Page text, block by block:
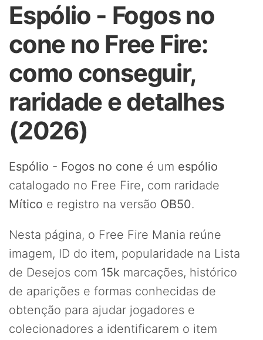
Espólio - Fogos no
cone no Free Fire:
como conseguir,
raridade e detalhes
(2026)
Espólio - Fogos no cone é um espólio
catalogado no Free Fire, com raridade
Mítico e registro na versão OB50.
Nesta página, o Free Fire Mania reúne
imagem, ID do item, popularidade na Lista
de Desejos com 15k marcações, histórico
de aparições e formas conhecidas de
obtenção para ajudar jogadores e
colecionadores a identificarem o item